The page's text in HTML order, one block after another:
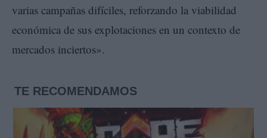
varias campañas difíciles, reforzando la viabilidad
económica de sus explotaciones en un contexto de
mercados inciertos».
TE RECOMENDAMOS